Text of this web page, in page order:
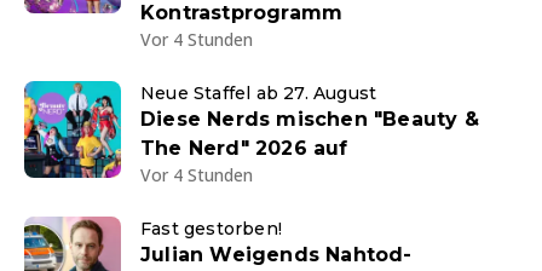
Kontrastprogramm
Vor 4 Stunden
Neue Staffel ab 27. August
Diese Nerds mischen "Beauty &
The Nerd" 2026 auf
Vor 4 Stunden
Fast gestorben!
Julian Weigends Nahtod-